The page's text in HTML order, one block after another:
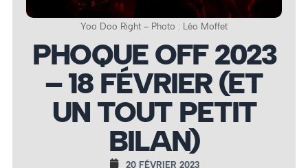
Yoo Doo Right – Photo : Léo Moffet
PHOQUE OFF 2023
– 18 FÉVRIER (ET
UN TOUT PETIT
BILAN)
20 FÉVRIER 2023